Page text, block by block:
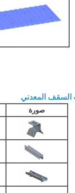
السقف المعدني
صورة